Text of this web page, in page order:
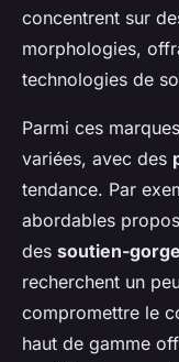
concentrent sur
morphologies,
technologies de
Parmi ces
variées, avec des
tendance. Par
abordables
des soutien-
recherchent un
compromettre le
haut de gamme